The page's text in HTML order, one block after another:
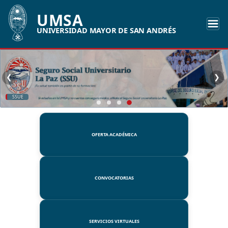
UMSA
UNIVERSIDAD MAYOR DE SAN ANDRÉS
SSUE
❮ ❯
OFERTA ACADÉMICA
CONVOCATORIAS
SERVICIOS VIRTUALES